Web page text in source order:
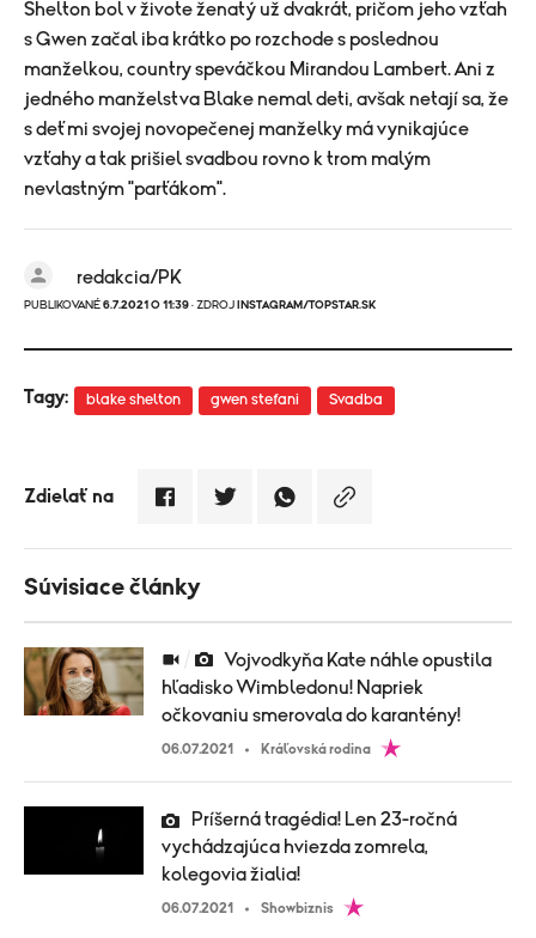
Shelton bol v živote ženatý už dvakrát, pričom jeho vzťah
s Gwen začal iba krátko po rozchode s poslednou
manželkou, country speváčkou Mirandou Lambert. Ani z
jedného manželstva Blake nemal deti, avšak netají sa, že
s deťmi svojej novopečenej manželky má vynikajúce
vzťahy a tak prišiel svadbou rovno k trom malým
nevlastným "parťákom".
redakcia/PK
PUBLIKOVANÉ 6.7.2021 O 11:39 · ZDROJ INSTAGRAM/TOPSTAR.SK
Tagy: blake shelton gwen stefani Svadba
Zdielať na
Súvisiace články
hľadisko Wimbledonu! Napriek
očkovaniu smerovala do karantény!
06.07.2021 Kráľovská rodina
vychádzajúca hviezda zomrela,
kolegovia žialia!
06.07.2021 Showbiznis